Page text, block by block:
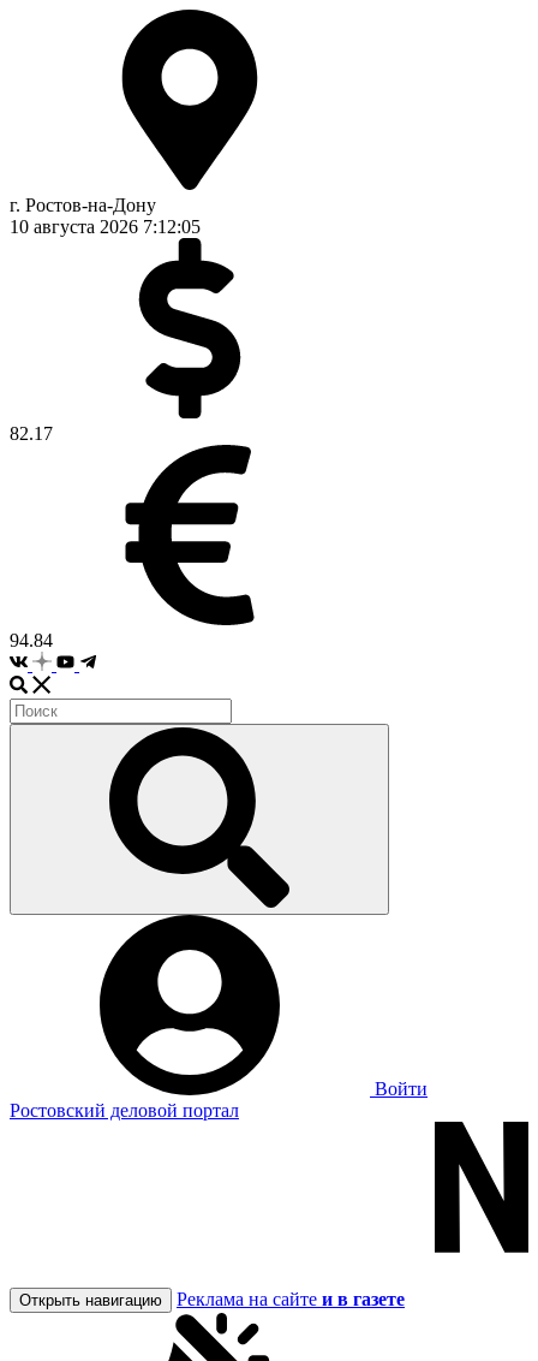
г. Ростов-на-Дону
10 августа 2026 7:12:05
82.17
94.84
Войти
Ростовский деловой портал
Открыть навигацию Реклама на сайте и в газете